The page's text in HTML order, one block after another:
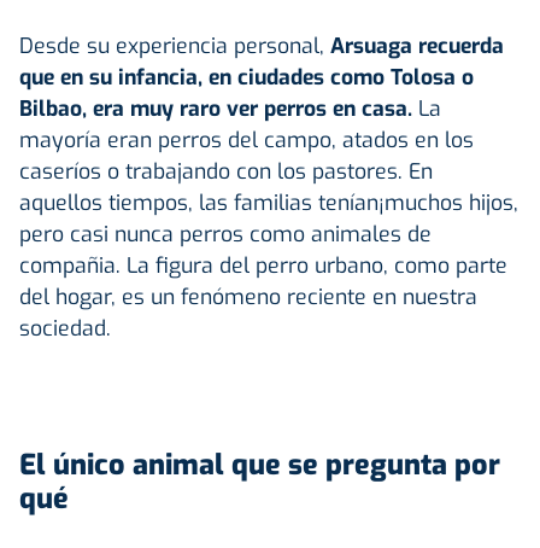
Desde su experiencia personal, Arsuaga recuerda
que en su infancia, en ciudades como Tolosa o
Bilbao, era muy raro ver perros en casa. La
mayoría eran perros del campo, atados en los
caseríos o trabajando con los pastores. En
aquellos tiempos, las familias tenían¡muchos hijos,
pero casi nunca perros como animales de
compañia. La figura del perro urbano, como parte
del hogar, es un fenómeno reciente en nuestra
sociedad.
El único animal que se pregunta por
qué